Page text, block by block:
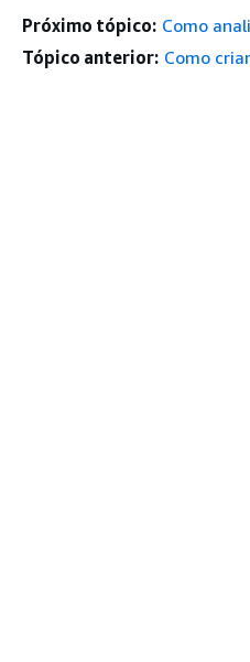
Próximo tópico: Como
Tópico anterior: Como